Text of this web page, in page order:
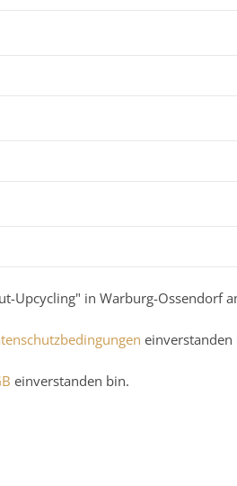
Upcycling" in Warburg-Ossendorf
einverstanden
einverstanden bin.